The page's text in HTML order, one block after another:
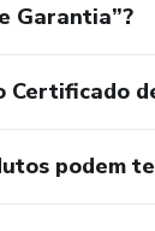
Garantia”?
Certificado
podem